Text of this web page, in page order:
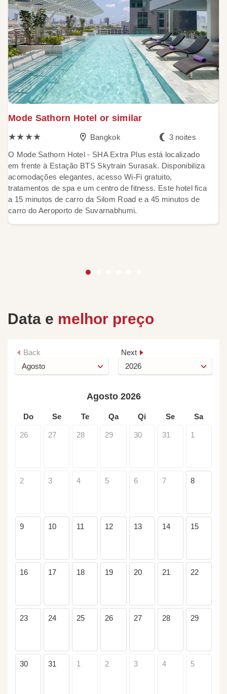
Mode Sathorn Hotel or similar
★★★★
Bangkok 3 noites
O Mode Sathorn Hotel - SHA Extra Plus está localizado
em frente à Estação BTS Skytrain Surasak. Disponibiliza
acomodações elegantes, acesso Wi-Fi gratuito,
tratamentos de spa e um centro de fitness. Este hotel fica
a 15 minutos de carro da Silom Road e a 45 minutos de
carro do Aeroporto de Suvarnabhumi.
Data e melhor preço
Back Next
Agosto 2026
Do Se Te Qa Qi Se Sa
26 27 28 29 30 31 1
2 3 4 5 6 7 8
9 10 11 12 13 14 15
16 17 18 19 20 21 22
23 24 25 26 27 28 29
30 31 1 2 3 4 5